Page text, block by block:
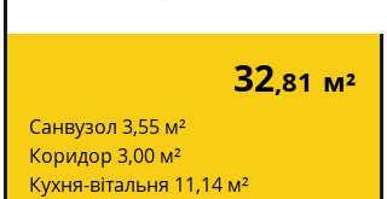
32,81 м²
Санвузол 3,55 м²
Коридор 3,00 м²
Кухня-вітальня 11,14 м²